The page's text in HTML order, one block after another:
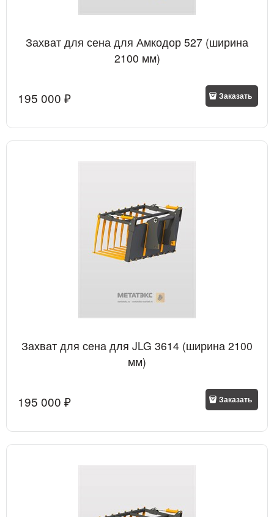
Захват для сена для Амкодор 527 (ширина
2100 мм)
195 000 ₽ Заказать
Захват для сена для JLG 3614 (ширина 2100
мм)
195 000 ₽ Заказать